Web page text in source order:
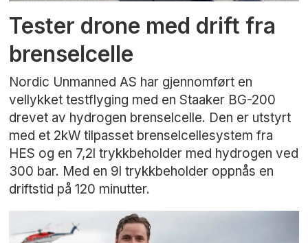
Tester drone med drift fra
brenselcelle
Nordic Unmanned AS har gjennomført en
vellykket testflyging med en Staaker BG-200
drevet av hydrogen brenselcelle. Den er utstyrt
med et 2kW tilpasset brenselcellesystem fra
HES og en 7,2l trykkbeholder med hydrogen ved
300 bar. Med en 9l trykkbeholder oppnås en
driftstid på 120 minutter.